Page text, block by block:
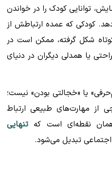
توانایی کودک را در خواندن
کودکی که عمده ارتباطش از
شکل گرفته، ممکن است در
یا همدلی دیگران در دنیای
یا «خجالتی بودن» نیست؛
از مهارت‌های طبیعی ارتباط
همان نقطه‌ای است کهتنهایی
اجتماعی تبدیل می‌شود.